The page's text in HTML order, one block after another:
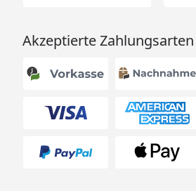
Akzeptierte Zahlungsarten